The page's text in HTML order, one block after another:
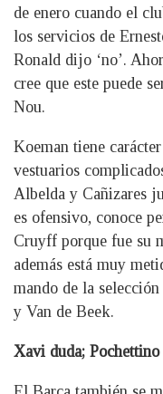
de enero cuando el
los servicios de
Ronald dijo ‘no’.
cree que este puede
Nou.
Koeman tiene
vestuarios
Albelda y Cañizares
es ofensivo, conoce
Cruyff porque fue su
además está muy
mando de la
y Van de Beek.
Xavi duda; Pochettino